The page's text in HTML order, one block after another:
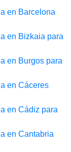
en Barcelona
en Bizkaia para
en Burgos para
en Cáceres
en Cádiz para
en Cantabria